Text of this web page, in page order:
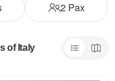
2Pax
of Italy